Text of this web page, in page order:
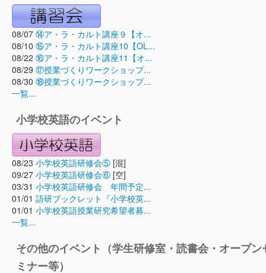
08/07 ⑭ア・ラ・カルト講座９【オ...
08/10 ⑮ア・ラ・カルト講座10【OL...
08/22 ⑯ア・ラ・カルト講座11【オ...
08/29 ⑰授業づくりワークショップ...
08/30 ⑱授業づくりワークショップ...
一覧...
小学校英語のイベント
08/23 小学校英語研修会⑤ [混]
09/27 小学校英語研修会⑥ [空]
03/31 小学校英語研修会 年間予定...
01/01 語研ブックレット『小学校英...
01/01 小学校英語授業研究希望者募...
一覧...
その他のイベント（学生研修室・読書会・オープン
ミナー等）